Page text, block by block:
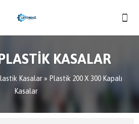
KASALAR
Kasalar» Plastik 200 X 300 Kapalı
Kasalar